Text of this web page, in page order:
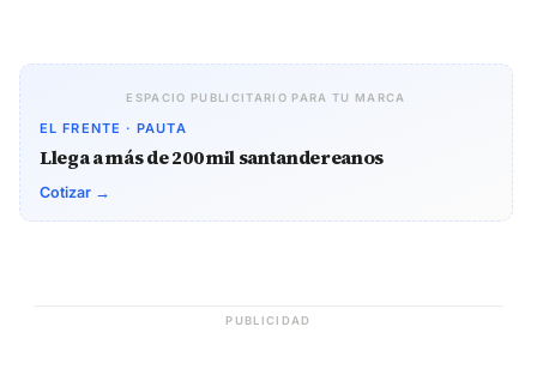
ESPACIO PUBLICITARIO PARA TU MARCA
EL FRENTE · PAUTA
Llega a más de 200 mil santandereanos
Cotizar →
PUBLICIDAD